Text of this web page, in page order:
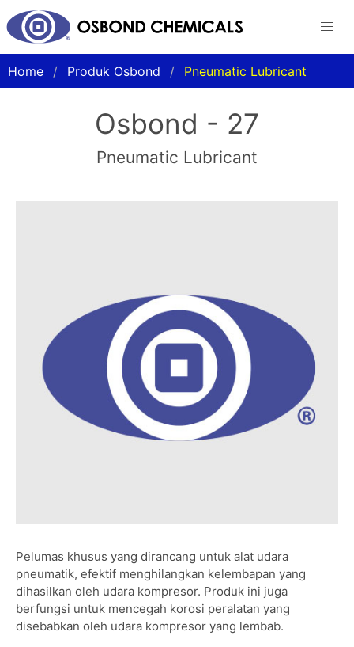
Home Produk Osbond Pneumatic Lubricant
Osbond - 27
Pneumatic Lubricant
Pelumas khusus yang dirancang untuk alat udara
pneumatik, efektif menghilangkan kelembapan yang
dihasilkan oleh udara kompresor. Produk ini juga
berfungsi untuk mencegah korosi peralatan yang
disebabkan oleh udara kompresor yang lembab.